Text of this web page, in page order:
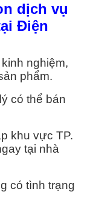
dịch vụ
Điện
nghiệm,
phẩm.
có thể bán
khu vực TP.
tại nhà
có tình trạng